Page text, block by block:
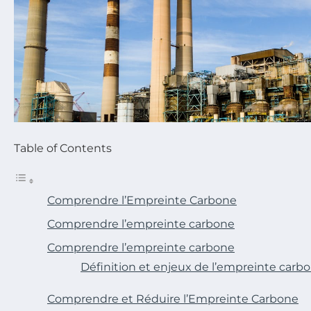
Table of Contents
Comprendre l’Empreinte Carbone
Comprendre l’empreinte carbone
Comprendre l’empreinte carbone
Définition et enjeux de l’empreinte
Comprendre et Réduire l’Empreinte Carbone